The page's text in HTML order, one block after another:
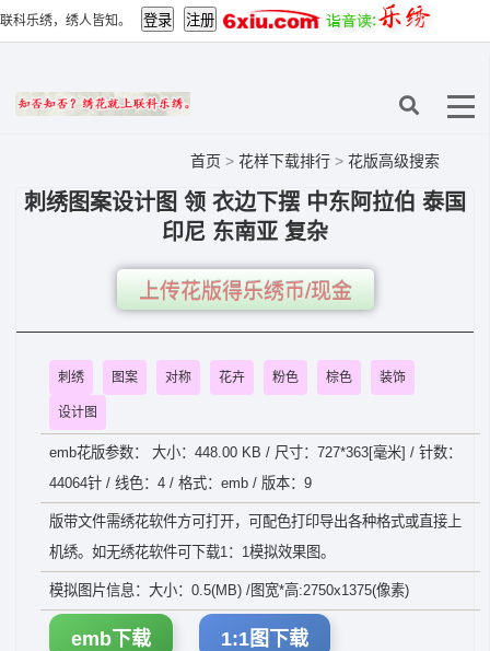
联科乐绣，绣人皆知。
首页 > 花样下载排行 > 花版高级搜索
刺绣图案设计图 领 衣边下摆 中东阿拉伯 泰国
印尼 东南亚 复杂
上传花版得乐绣币/现金
刺绣 图案 对称 花卉 粉色 棕色 装饰
设计图
emb花版参数： 大小：448.00 KB / 尺寸：727*363[毫米] / 针数：
44064针 / 线色：4 / 格式：emb / 版本：9
版带文件需绣花软件方可打开，可配色打印导出各种格式或直接上
机绣。如无绣花软件可下载1：1模拟效果图。
模拟图片信息：大小：0.5(MB) /图宽*高:2750x1375(像素)
emb下载 1:1图下载